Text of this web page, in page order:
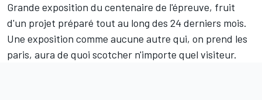
Grande exposition du centenaire de l'épreuve, fruit
d'un projet préparé tout au long des 24 derniers mois.
Une exposition comme aucune autre qui, on prend les
paris, aura de quoi scotcher n'importe quel visiteur.